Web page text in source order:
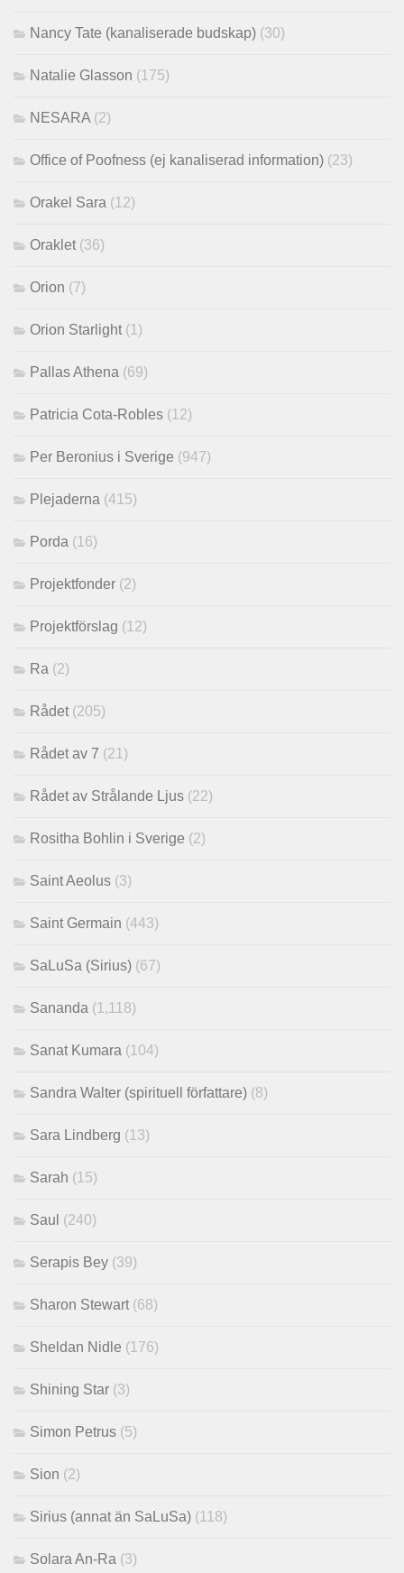
Nancy Tate (kanaliserade budskap) (30)
Natalie Glasson (175)
NESARA (2)
Office of Poofness (ej kanaliserad information) (23)
Orakel Sara (12)
Oraklet (36)
Orion (7)
Orion Starlight (1)
Pallas Athena (69)
Patricia Cota-Robles (12)
Per Beronius i Sverige (947)
Plejaderna (415)
Porda (16)
Projektfonder (2)
Projektförslag (12)
Ra (2)
Rådet (205)
Rådet av 7 (21)
Rådet av Strålande Ljus (22)
Rositha Bohlin i Sverige (2)
Saint Aeolus (3)
Saint Germain (443)
SaLuSa (Sirius) (67)
Sananda (1,118)
Sanat Kumara (104)
Sandra Walter (spirituell författare) (8)
Sara Lindberg (13)
Sarah (15)
Saul (240)
Serapis Bey (39)
Sharon Stewart (68)
Sheldan Nidle (176)
Shining Star (3)
Simon Petrus (5)
Sion (2)
Sirius (annat än SaLuSa) (118)
Solara An-Ra (3)